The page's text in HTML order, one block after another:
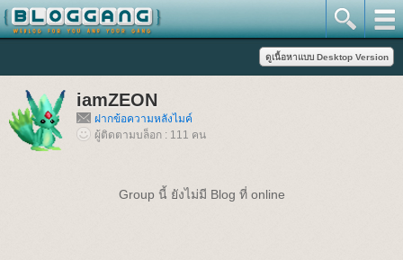
iamZEON
ฝากข้อความหลังไมค์
ผู้ติดตามบล็อก : 111 คน
Group นี้ ยังไม่มี Blog ที่ online